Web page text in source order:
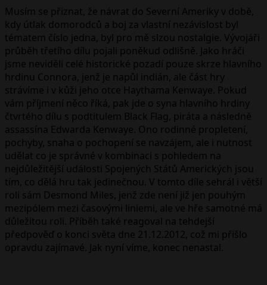
Musím se přiznat, že návrat do Severní Ameriky v době,
kdy útlak domorodců a boj za vlastní nezávislost byl
tématem číslo jedna, byl pro mě slzou nostalgie. Vývojáři
průběh třetího dílu pojali poněkud odlišně. Jako hráči
jsme neviděli celé historické pozadí pouze skrze hlavního
hrdinu Connora, jenž je napůl indián, ale část hry
strávíme i v kůži jeho otce Haythama Kenwaye. Pokud
vám příjmení něco říká, pak jde o syna hlavního hrdiny
čtvrtého dílu s podtitulem Black Flag, piráta a následně
assassína Edwarda Kenwaye. Ono rodinné propletení,
pochyby, snaha o pochopení se navzájem, ale i nutnost
udělat co je správné v kombinaci s pohledem na
nejdůležitější události Spojených Států Amerických jsou
tím, co dělá hru tak jedinečnou. V tomto díle sehrál i větší
roli sám Desmond Miles, jenž zde není již jen pouhým
mezipólem mezi časovými liniemi, ale ve hře samotné má
důležitou roli. Příběh také reagoval na tehdejší
předpověď o konci světa dne 21.12.2012, což mi přišlo
opravdu zajímavé. Jak nyní víme, konec nenastal.